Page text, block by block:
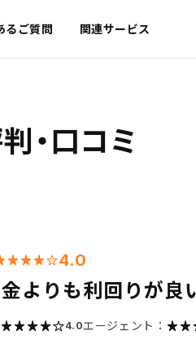
るご質問 関連サービス
・口コミ
4.0
よりも利回りが良
4.0エージェント：